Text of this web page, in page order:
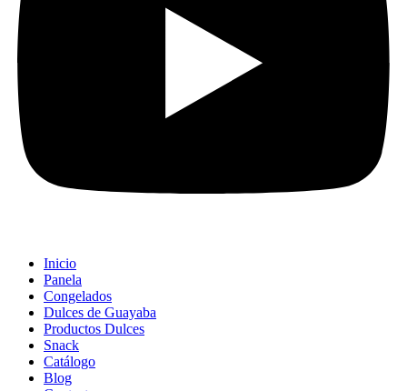
Inicio
Panela
Congelados
Dulces de Guayaba
Productos Dulces
Snack
Catálogo
Blog